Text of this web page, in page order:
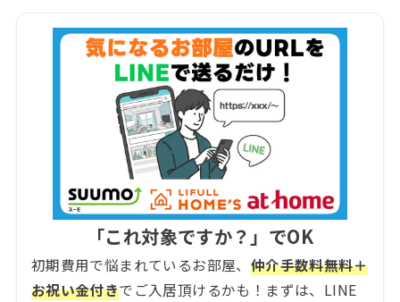
「これ対象ですか？」でOK
初期費用で悩まれているお部屋、 仲介手数料無料＋
お祝い金付きでご入居頂けるかも！まずは、LINE